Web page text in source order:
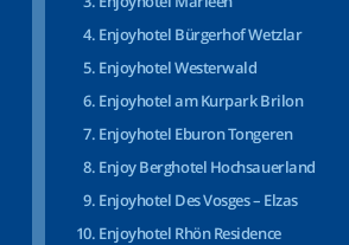
Enjoyhotel Bürgerhof Wetzlar
Enjoyhotel Westerwald
Enjoyhotel am Kurpark Brilon
Enjoyhotel Eburon Tongeren
Enjoy Berghotel Hochsauerland
Enjoyhotel Des Vosges – Elzas
Enjoyhotel Rhön Residence